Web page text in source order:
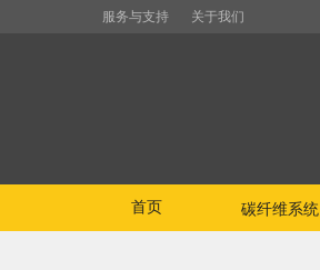
服务与支持 关于我们
首页 碳纤维系统